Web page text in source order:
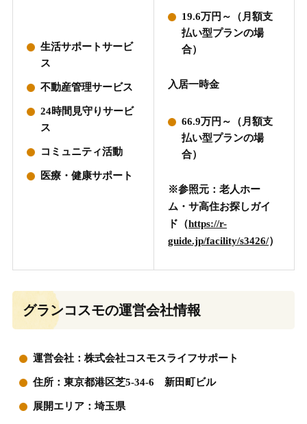
生活サポートサービ
ス
不動産管理サービス
24時間見守りサービ
ス
コミュニティ活動
医療・健康サポート
19.6万円～（月額支
払い型プランの場
合）
入居一時金
66.9万円～（月額支
払い型プランの場
合）
※参照元：老人ホー
ム・サ高住お探しガイ
ド（https://r-
guide.jp/facility/s3426/）
グランコスモの運営会社情報
運営会社：株式会社コスモスライフサポート
住所：東京都港区芝5-34-6 新田町ビル
展開エリア：埼玉県